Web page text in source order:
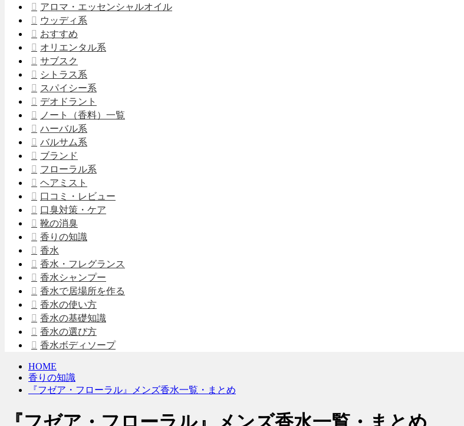
アロマ・エッセンシャルオイル
ウッディ系
おすすめ
オリエンタル系
サブスク
シトラス系
スパイシー系
デオドラント
ノート（香料）一覧
ハーバル系
バルサム系
ブランド
フローラル系
ヘアミスト
口コミ・レビュー
口臭対策・ケア
靴の消臭
香りの知識
香水
香水・フレグランス
香水シャンプー
香水で居場所を作る
香水の使い方
香水の基礎知識
香水の選び方
香水ボディソープ
HOME
香りの知識
『フゼア・フローラル』メンズ香水一覧・まとめ
『フゼア・フローラル』メンズ香水一覧・まとめ